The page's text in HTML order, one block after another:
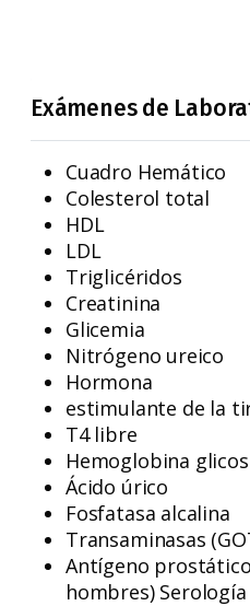
Exámenes de
Cuadro Hemático
Colesterol total
HDL
LDL
Triglicéridos
Creatinina
Glicemia
Nitrógeno ureico
Hormona
estimulante de la
T4 libre
Hemoglobina
Ácido úrico
Fosfatasa alcalina
Transaminasas
Antígeno
hombres) Serología